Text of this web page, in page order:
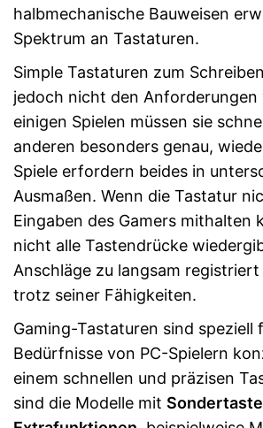
halbmechanische Bauweisen
Spektrum an Tastaturen.
Simple Tastaturen zum
jedoch nicht den Anforderungen
einigen Spielen müssen sie
anderen besonders genau,
Spiele erfordern beides in
Ausmaßen. Wenn die Tastatur
Eingaben des Gamers mithalten
nicht alle Tastendrücke
Anschläge zu langsam
trotz seiner Fähigkeiten.
Gaming-Tastaturen sind speziell
Bedürfnisse von PC-Spielern
einem schnellen und präzisen
sind die Modelle mit